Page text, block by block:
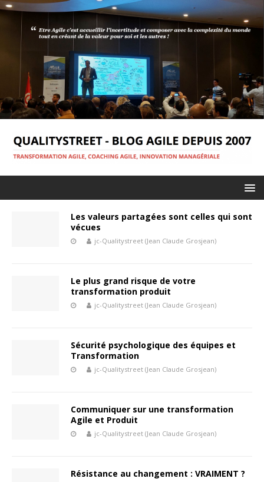
Les valeurs partagées sont celles qui sont
vécues
jc-Qualitystreet (Jean Claude Grosjean)
Le plus grand risque de votre
transformation produit
jc-Qualitystreet (Jean Claude Grosjean)
Sécurité psychologique des équipes et
Transformation
jc-Qualitystreet (Jean Claude Grosjean)
Communiquer sur une transformation
Agile et Produit
jc-Qualitystreet (Jean Claude Grosjean)
Résistance au changement : VRAIMENT ?